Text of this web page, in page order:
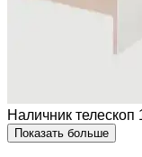
Наличник телескоп
Показать больше